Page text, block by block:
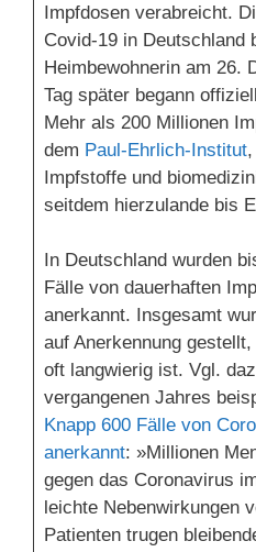
Impfdosen verabreicht.
Covid-19 in Deutschland
Heimbewohnerin am 26.
Tag später begann
Mehr als 200 Millionen
dem Paul-Ehrlich-Institut,
Impfstoffe und
seitdem hierzulande bis
In Deutschland wurden
Fälle von dauerhaften
anerkannt. Insgesamt
auf Anerkennung
oft langwierig ist. Vgl.
vergangenen Jahres
Knapp 600 Fälle von
anerkannt: »Millionen
gegen das Coronavirus
leichte Nebenwirkungen
Patienten trugen